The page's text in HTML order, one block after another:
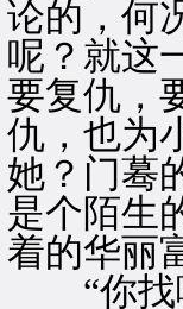
论的，何
呢？就这
要复仇，
仇，也为
她？门蓦
是个陌生
着的华丽
“你找哪